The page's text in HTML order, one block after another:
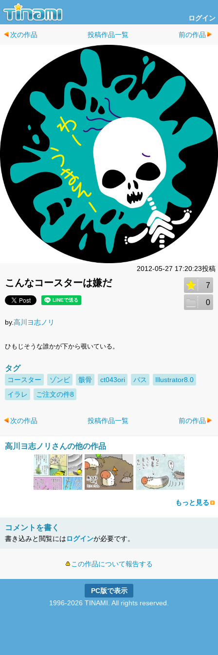
ログイン
次の作品 投稿作品一覧 前の作品
2012-05-27 17:20:23投稿
こんなコースターは嫌だ 7
0
by.高川ヨ志ノリ
ひもじそうな誰かが下から覗いている。
タグ
コースター ゾンビ 骸骨 ct043ori パス
Illustrator8.0
イラレ
ご注文の件8
次の作品 投稿作品一覧 前の作品
高川ヨ志ノリさんの他の作品
もっと見る
コメントを書く
書き込みと閲覧にはログインが必要です。
この作品について報告する
PC版で表示
1996-2026 TINAMI. All rights reserved.